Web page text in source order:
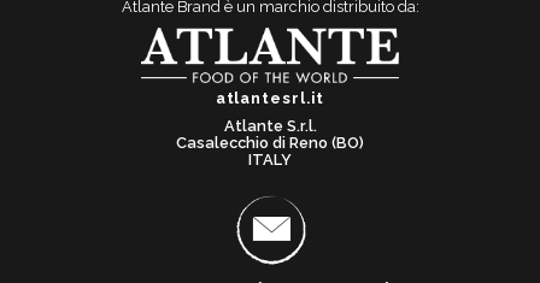
Atlante Brand è un marchio distribuito da:
atlantesrl.it
Atlante S.r.l.
Casalecchio di Reno (BO)
ITALY